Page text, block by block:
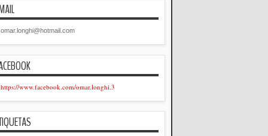
omar.longhi@hotmail.com
https://www.facebook.com/omar.longhi.3